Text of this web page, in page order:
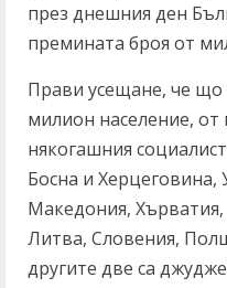
през днешния ден
премината броя от
Прави усещане, че що
милион население, от
някогашния
Босна и Херцеговина,
Македония,
Литва, Словения,
другите две са